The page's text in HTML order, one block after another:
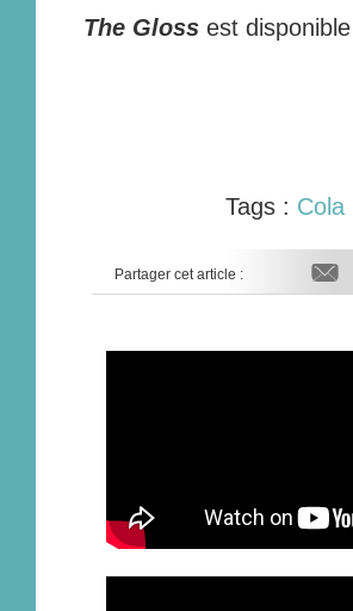
The Gloss est disponible
Tags : Cola|
Partager cet article :